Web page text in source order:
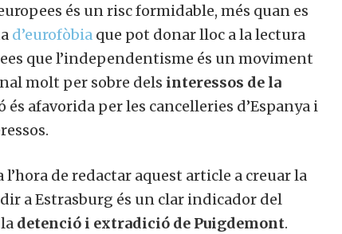
és un risc formidable, més quan es
d’eurofòbia que pot donar lloc a la lectura
que l’independentisme és un moviment
molt per sobre dels interessos de la
afavorida per les cancelleries d’Espanya i
de redactar aquest article a creuar la
a Estrasburg és un clar indicador del
detenció i extradició de Puigdemont.